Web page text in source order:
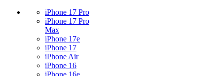
iPhone 17 Pro
iPhone 17 Pro
Max
iPhone 17e
iPhone 17
iPhone Air
iPhone 16
iPhone 16e